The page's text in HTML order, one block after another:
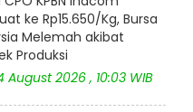
ke Rp15.650/Kg, Bursa
Melemah akibat
Produksi
August 2026 , 10:03 WIB